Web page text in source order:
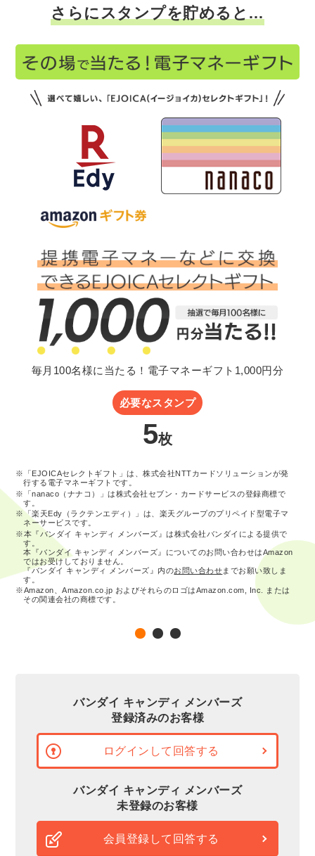
さらにスタンプを貯めると…
毎月100名様に当たる！電子マネーギフト1,000円分
必要なスタンプ
5枚
※「EJOICAセレクトギフト」は、株式会社NTTカードソリューションが発
行する電子マネーギフトです。
※「nanaco（ナナコ）」は株式会社セブン・カードサービスの登録商標で
す。
※「楽天Edy（ラクテンエディ）」は、楽天グループのプリペイド型電子マ
ネーサービスです。
※本『バンダイ キャンディ メンバーズ』は株式会社バンダイによる提供で
す。
本『バンダイ キャンディ メンバーズ』についてのお問い合わせはAmazon
ではお受けしておりません。
『バンダイ キャンディ メンバーズ』内のお問い合わせまでお願い致しま
す。
※Amazon、Amazon.co.jp およびそれらのロゴはAmazon.com, Inc. または
その関連会社の商標です。
バンダイ キャンディ メンバーズ
登録済みのお客様
ログインして回答する
バンダイ キャンディ メンバーズ
未登録のお客様
会員登録して回答する